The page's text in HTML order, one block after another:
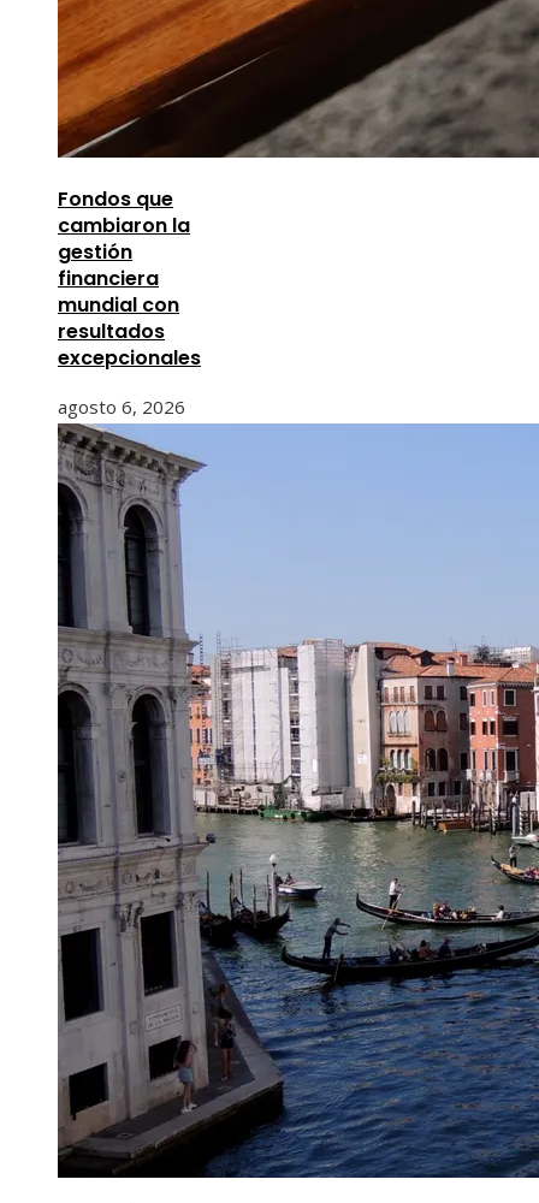
Fondos que
cambiaron la
gestión
financiera
mundial con
resultados
excepcionales
agosto 6, 2026